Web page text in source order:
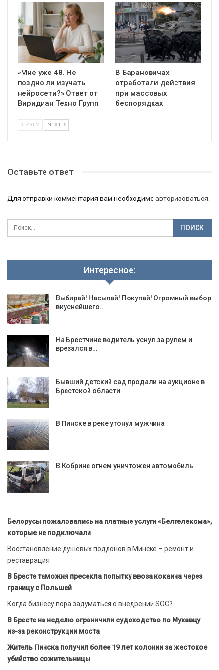
«Мне уже 48. Не
поздно ли изучать
нейросети?» Ответ от
Виридиан Техно Групп
В Барановичах
отработали действия
при массовых
беспорядках
PREV NEXT
Оставьте ответ
Для отправки комментария вам необходимо авторизоваться
Интересное:
Выбирай! Насыпай! Покупай! Огромный выбор
вкуснейшего…
На Брестчине водитель уснул за рулем и
врезался в…
Бывший детский сад продали на аукционе в
Брестской области
В Пинске в реке утонул мужчина
В Кобрине огнем уничтожен автомобиль
Белорусы пожаловались на платные услуги «Белтелекома»,
которые не подключали
Восстановление душевых поддонов в Минске – ремонт и
реставрация
В Бресте таможня пресекла попытку ввоза кокаина через
границу с Польшей
Когда бизнесу пора задуматься о внедрении SOC?
В Бресте на неделю ограничили судоходство по Мухавцу
из-за реконструкции моста
Житель Пинска получил более 19 лет колонии за жестокое
убийство сожительницы